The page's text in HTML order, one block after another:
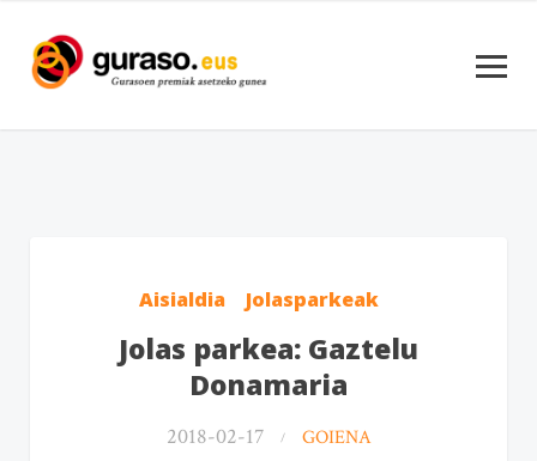
Aisialdia Jolasparkeak
Jolas parkea: Gaztelu
Donamaria
2018-02-17 GOIENA